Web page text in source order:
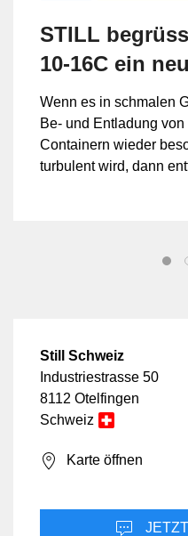
STILL
10-16C ein
seiner E-
Wenn es in schmalen
Be- und Entladung von
Containern wieder
turbulent wird, dann
Still Schweiz
Industriestrasse 50
8112 Otelfingen
Schweiz
Karte öffnen